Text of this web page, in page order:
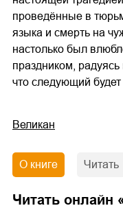
проведённые в
языка и смерть на
настолько был
праздником,
что следующий
Великан
О книге Читать
Читать онлайн